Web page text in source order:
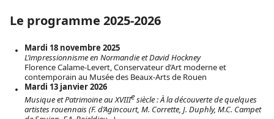
Le programme 2025-2026
Mardi 18 novembre 2025
L’impressionnisme en Normandie et David Hockney
Florence Calame-Levert, Conservateur d’Art moderne et
contemporain au Musée des Beaux-Arts de Rouen
Mardi 13 janvier 2026
Musique et Patrimoine au XVIIIesiècle : À la découverte de quelques
artistes rouennais (F. d’Agincourt, M. Corrette, J. Duphly, M.C. Campet